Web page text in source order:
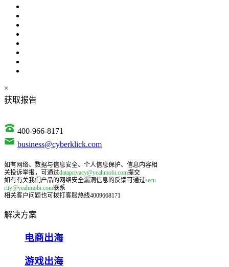
×
获取报告
400-966-8171
business@cyberklick.com
如有网络、数据与信息安全、个人信息保护、信息内容相
关投诉举报，可通过dataprivacy@yeahmobi.com提交
如有有关我们产品的网络安全漏洞信息的反馈可通过secu
rity@yeahmobi.com联系
相关客户问题也可拨打客服热线4009668171
解决方案
电商出海
游戏出海